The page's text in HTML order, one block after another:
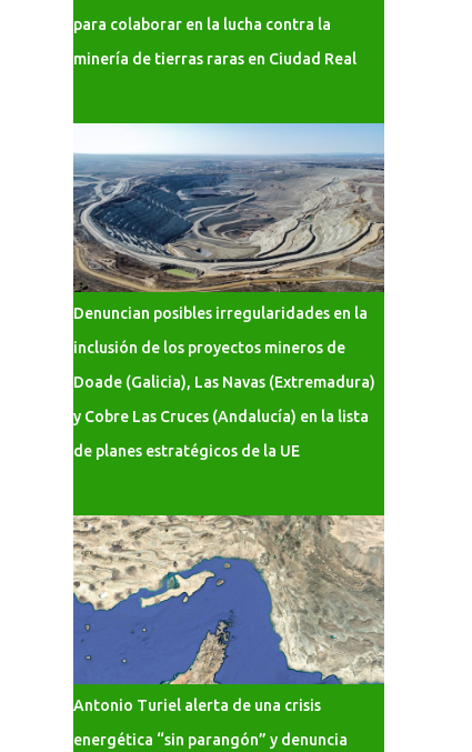
para colaborar en la lucha contra la
minería de tierras raras en Ciudad Real
Denuncian posibles irregularidades en la
inclusión de los proyectos mineros de
Doade (Galicia), Las Navas (Extremadura)
y Cobre Las Cruces (Andalucía) en la lista
de planes estratégicos de la UE
Antonio Turiel alerta de una crisis
energética “sin parangón” y denuncia